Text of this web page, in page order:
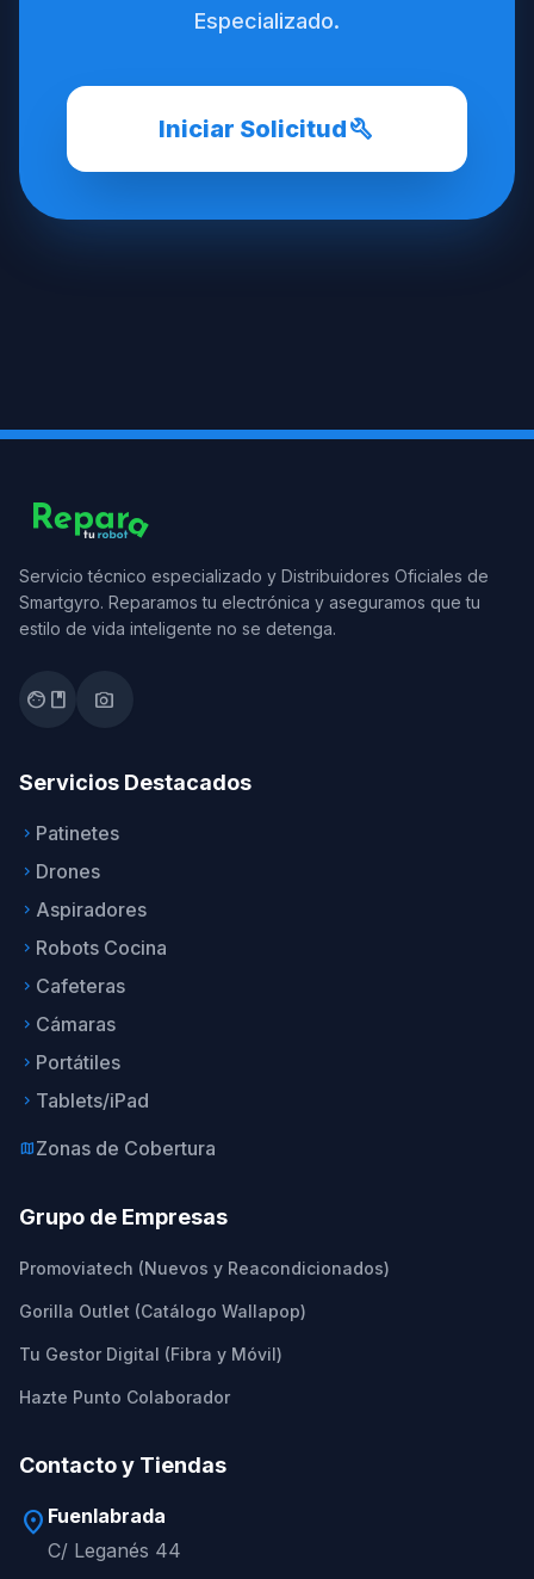
Especializado.
Iniciar Solicitudbuild
Servicio técnico especializado y Distribuidores Oficiales de
Smartgyro. Reparamos tu electrónica y aseguramos que tu
estilo de vida inteligente no se detenga.
facebook photo_camera
Servicios Destacados
keyboard_arrow_right Patinetes
keyboard_arrow_right Drones
keyboard_arrow_right Aspiradores
keyboard_arrow_right Robots Cocina
keyboard_arrow_right Cafeteras
keyboard_arrow_right Cámaras
keyboard_arrow_right Portátiles
keyboard_arrow_right Tablets/iPad
mapZonas de Cobertura
Grupo de Empresas
Promoviatech (Nuevos y Reacondicionados)
Gorilla Outlet (Catálogo Wallapop)
Tu Gestor Digital (Fibra y Móvil)
Hazte Punto Colaborador
Contacto y Tiendas
location_on Fuenlabrada
C/ Leganés 44